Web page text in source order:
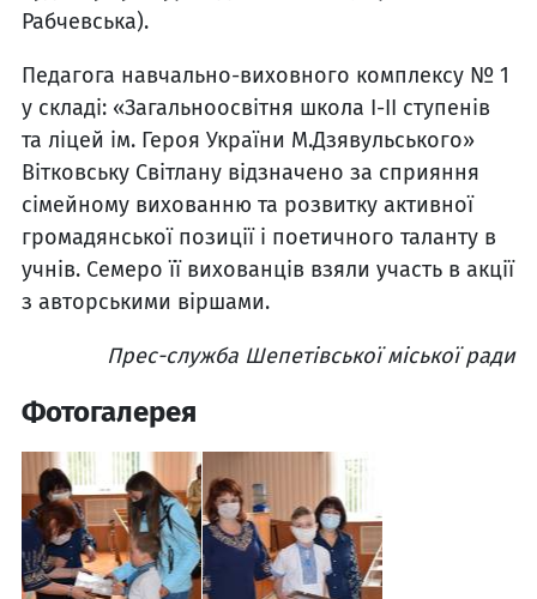
Рабчевська).
Педагога навчально-виховного комплексу № 1
у складі: «Загальноосвітня школа І-ІІ ступенів
та ліцей ім. Героя України М.Дзявульського»
Вітковську Світлану відзначено за сприяння
сімейному вихованню та розвитку активної
громадянської позиції і поетичного таланту в
учнів. Семеро її вихованців взяли участь в акції
з авторськими віршами.
Прес-служба Шепетівської міської ради
Фотогалерея